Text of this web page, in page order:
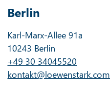
Berlin
Karl-Marx-Allee 91a
10243 Berlin
+49 30 34045520
kontakt@loewenstark.com